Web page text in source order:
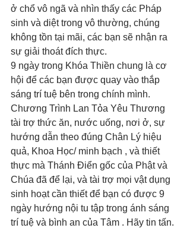
ở chổ vô ngã và nhìn thấy các Pháp
sinh và diệt trong vô thường, chúng
không tồn tại mãi, các bạn sẽ nhận ra
sự giải thoát đích thực.
9 ngày trong Khóa Thiền chung là cơ
hội để các bạn được quay vào thắp
sáng trí tuệ bên trong chính mình.
Chương Trình Lan Tỏa Yêu Thương
tài trợ thức ăn, nước uống, nơi ở, sự
hướng dẫn theo đúng Chân Lý hiệu
quả, Khoa Học/ minh bạch , và thiết
thực mà Thánh Điển gốc của Phật và
Chúa đã để lại, và tài trợ mọi vật dụng
sinh hoạt cần thiết để bạn có được 9
ngày hướng nội tu tập trong ánh sáng
trí tuệ và bình an của Tâm . Hãy tin tấn.